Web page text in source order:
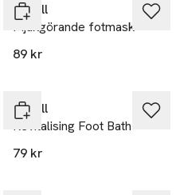
Scholl
Mjukgörande fotmask
89 kr
Scholl
Revitalising Foot Bath
79 kr